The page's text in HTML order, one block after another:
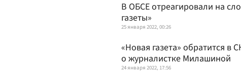
В ОБСЕ отреагировали на
газеты»
25 января 2022, 00:26
«Новая газета» обратится в
о журналистке Милашиной
24 января 2022, 17:56